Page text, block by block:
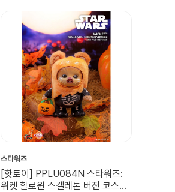
스타워즈
[핫토이] PPLU084N 스타워즈:
위켓 할로윈 스켈레톤 버전 코스비